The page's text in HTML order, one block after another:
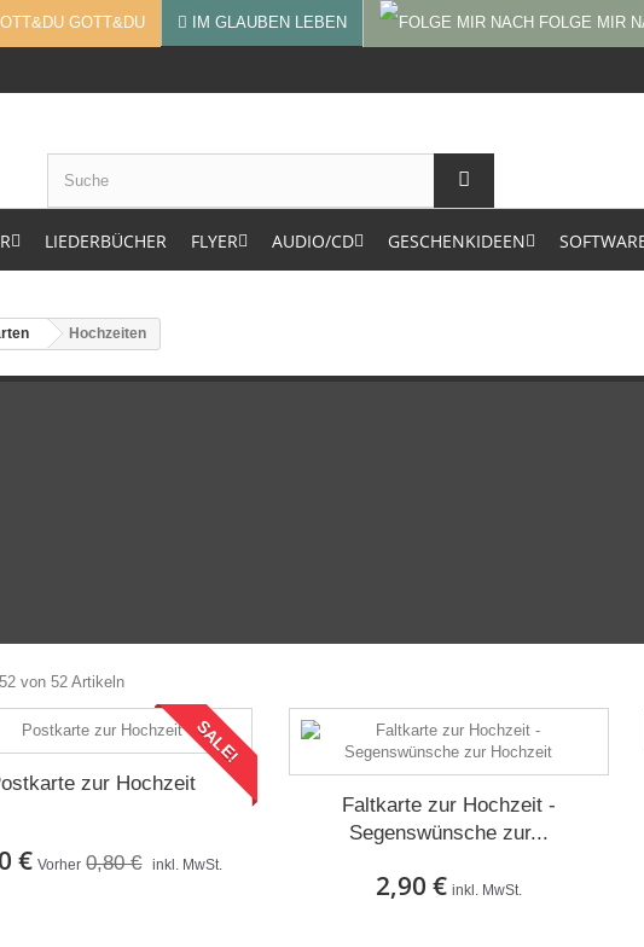
GOTT&DU IM GLAUBEN LEBEN FOLGE MIR
LIEDERBÜCHER FLYER AUDIO/CD GESCHENKIDEEN
Hochzeiten
von 52 Artikeln
SALE!
zur Hochzeit
€ Vorher 0,80 € inkl. MwSt.
Faltkarte zur Hochzeit -
Segenswünsche zur...
2,90 € inkl. MwSt.